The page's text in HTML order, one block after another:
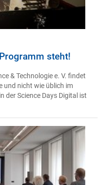
steht!
& Technologie e. V. findet
und nicht wie üblich im
der Science Days Digital ist